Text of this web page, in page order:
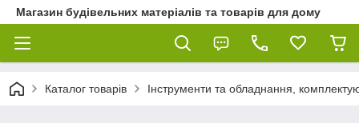
Магазин будівельних матеріалів та товарів для дому
Каталог товарів Інструменти та обладнання,